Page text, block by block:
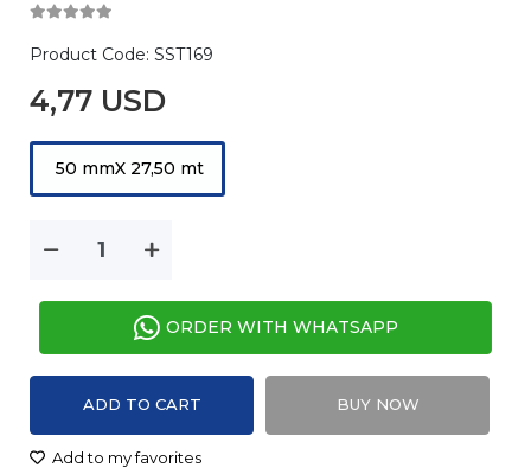
Product Code: SST169
4,77 USD
50 mmX 27,50 mt
ORDER WITH WHATSAPP
ADD TO CART BUY NOW
Add to my favorites